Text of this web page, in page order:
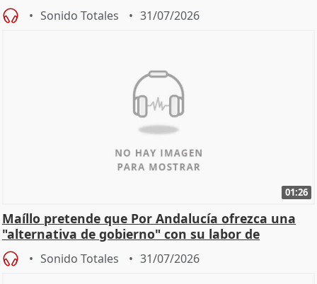
Sonido Totales 31/07/2026
01:26
Maíllo pretende que Por Andalucía ofrezca una
"alternativa de gobierno" con su labor de
oposición
Sonido Totales 31/07/2026